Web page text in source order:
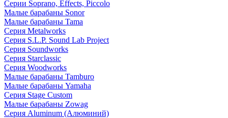
Серии Soprano, Effects, Piccolo
Малые барабаны Sonor
Малые барабаны Tama
Серия Metalworks
Серия S.L.P. Sound Lab Project
Серия Soundworks
Серия Starclassic
Серия Woodworks
Малые барабаны Tamburo
Малые барабаны Yamaha
Серия Stage Custom
Малые барабаны Zowag
Серия Aluminum (Алюминий)